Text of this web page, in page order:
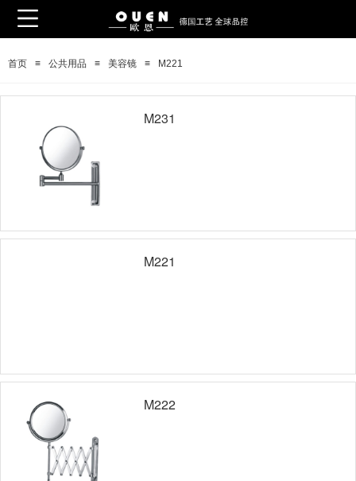
首页 ≡ 公共用品 ≡ 美容镜 ≡ M221
M231
M221
M222